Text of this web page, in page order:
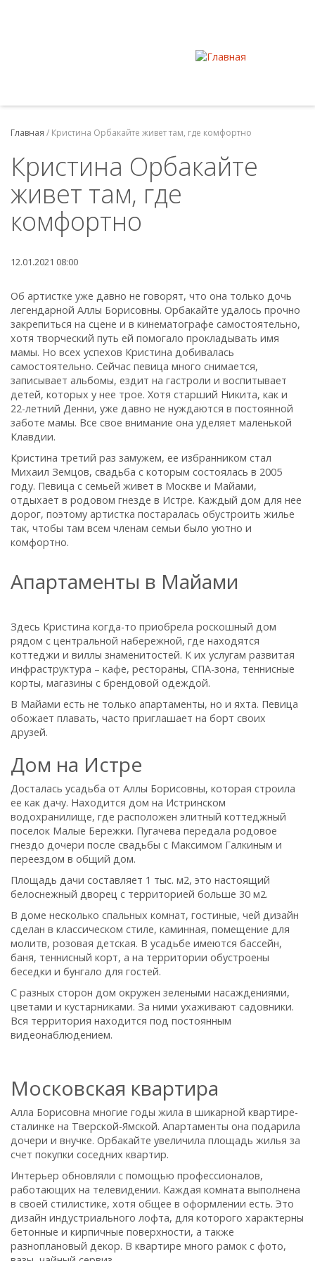
Главная / Кристина Орбакайте живет там, где комфортно
Кристина Орбакайте
живет там, где
комфортно
12.01.2021 08:00
Об артистке уже давно не говорят, что она только дочь
легендарной Аллы Борисовны. Орбакайте удалось прочно
закрепиться на сцене и в кинематографе самостоятельно,
хотя творческий путь ей помогало прокладывать имя
мамы. Но всех успехов Кристина добивалась
самостоятельно. Сейчас певица много снимается,
записывает альбомы, ездит на гастроли и воспитывает
детей, которых у нее трое. Хотя старший Никита, как и
22-летний Денни, уже давно не нуждаются в постоянной
заботе мамы. Все свое внимание она уделяет маленькой
Клавдии.
Кристина третий раз замужем, ее избранником стал
Михаил Земцов, свадьба с которым состоялась в 2005
году. Певица с семьей живет в Москве и Майами,
отдыхает в родовом гнезде в Истре. Каждый дом для нее
дорог, поэтому артистка постаралась обустроить жилье
так, чтобы там всем членам семьи было уютно и
комфортно.
Апартаменты в Майами
Здесь Кристина когда-то приобрела роскошный дом
рядом с центральной набережной, где находятся
коттеджи и виллы знаменитостей. К их услугам развитая
инфраструктура – кафе, рестораны, СПА-зона, теннисные
корты, магазины с брендовой одеждой.
В Майами есть не только апартаменты, но и яхта. Певица
обожает плавать, часто приглашает на борт своих
друзей.
Дом на Истре
Досталась усадьба от Аллы Борисовны, которая строила
ее как дачу. Находится дом на Истринском
водохранилище, где расположен элитный коттеджный
поселок Малые Бережки. Пугачева передала родовое
гнездо дочери после свадьбы с Максимом Галкиным и
переездом в общий дом.
Площадь дачи составляет 1 тыс. м2, это настоящий
белоснежный дворец с территорией больше 30 м2.
В доме несколько спальных комнат, гостиные, чей дизайн
сделан в классическом стиле, каминная, помещение для
молитв, розовая детская. В усадьбе имеются бассейн,
баня, теннисный корт, а на территории обустроены
беседки и бунгало для гостей.
С разных сторон дом окружен зелеными насаждениями,
цветами и кустарниками. За ними ухаживают садовники.
Вся территория находится под постоянным
видеонаблюдением.
Московская квартира
Алла Борисовна многие годы жила в шикарной квартире-
сталинке на Тверской-Ямской. Апартаменты она подарила
дочери и внучке. Орбакайте увеличила площадь жилья за
счет покупки соседних квартир.
Интерьер обновляли с помощью профессионалов,
работающих на телевидении. Каждая комната выполнена
в своей стилистике, хотя общее в оформлении есть. Это
дизайн индустриального лофта, для которого характерны
бетонные и кирпичные поверхности, а также
разноплановый декор. В квартире много рамок с фото,